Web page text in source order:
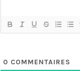
0 COMMENTAIRES